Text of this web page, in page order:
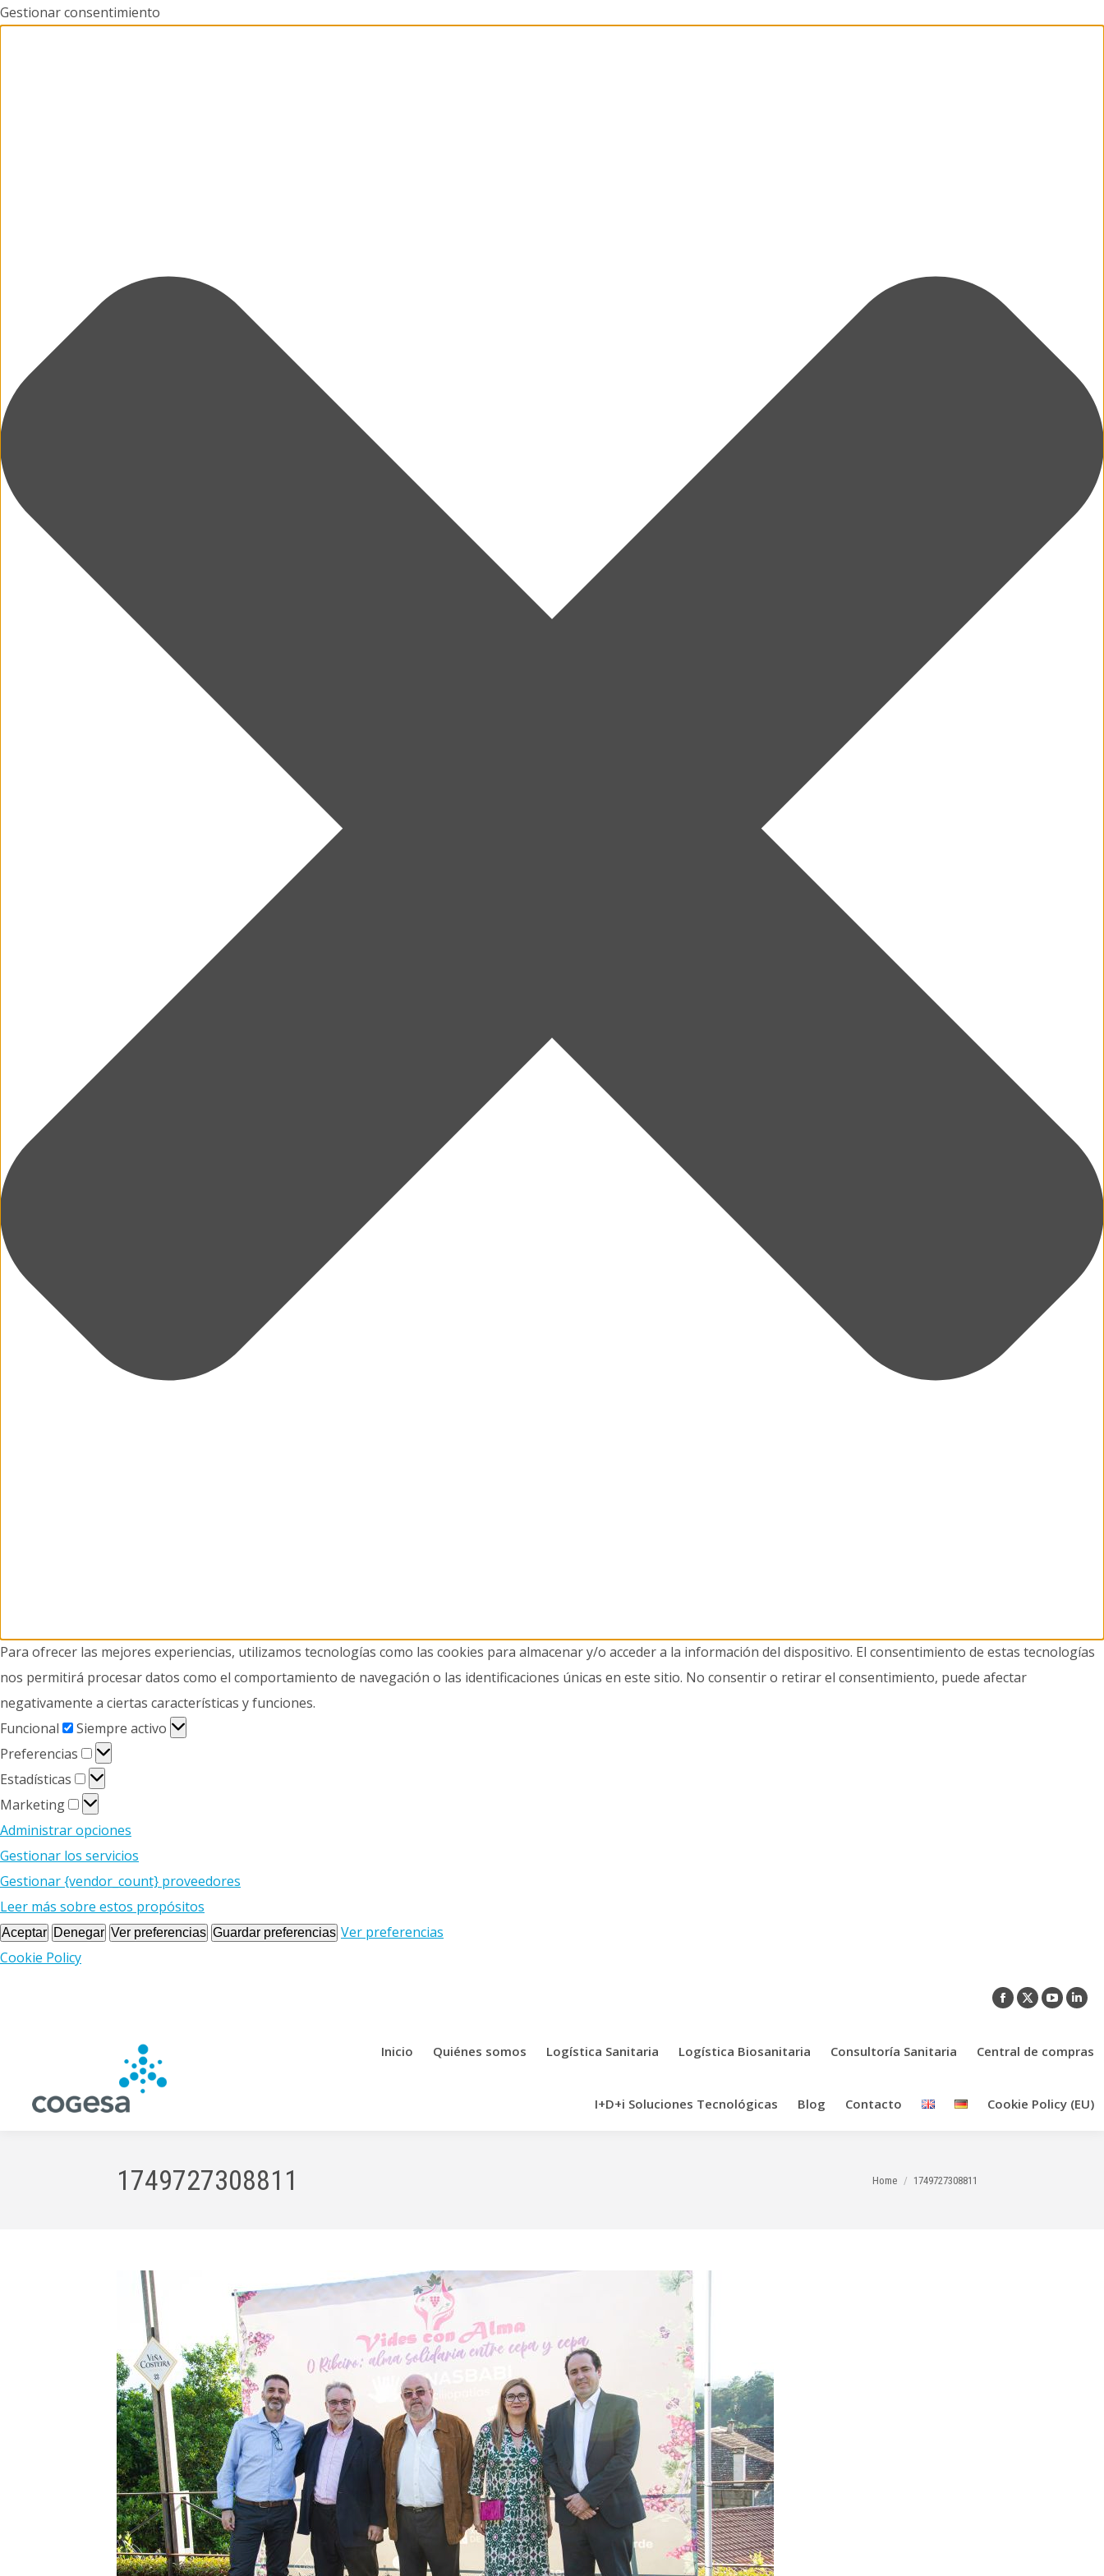
Gestionar consentimiento
Para ofrecer las mejores experiencias, utilizamos tecnologías como las cookies para almacenar y/o acceder a la información del dispositivo. El consentimiento de estas tecnologías
nos permitirá procesar datos como el comportamiento de navegación o las identificaciones únicas en este sitio. No consentir o retirar el consentimiento, puede afectar
negativamente a ciertas características y funciones.
Funcional
Funcional
Siempre activo
Preferencias
Preferencias
Estadísticas
Estadísticas
Marketing
Marketing
Administrar opciones
Gestionar los servicios
Gestionar {vendor_count} proveedores
Leer más sobre estos propósitos
Aceptar Denegar Ver preferencias Guardar preferencias Ver preferencias
Cookie Policy
Facebook
opens
window
X
opens
window
opens
window
Inicio Quiénes somos Logística Sanitaria Logística Biosanitaria Consultoría Sanitaria Central de compras
I+D+i Soluciones Tecnológicas Blog Contacto Cookie Policy (EU)
1749727308811 You are here:
Home 1749727308811